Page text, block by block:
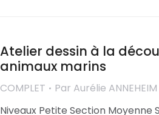
Atelier dessin à la
animaux marins
COMPLET Par Aurélie ANNEHEIM
Niveaux Petite Section Moyenne